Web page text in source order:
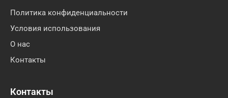
Политика конфиденциальности
Условия использования
О нас
Контакты
Контакты